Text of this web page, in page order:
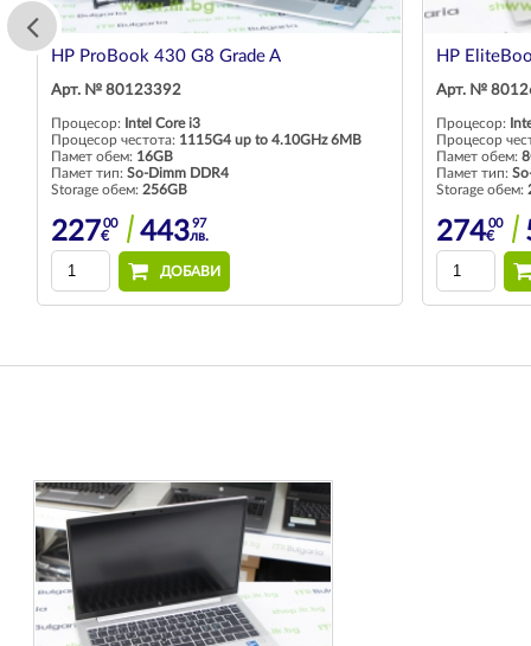
HP ProBook 430 G8 Grade A
Арт. № 80123392
Процесор: Intel Core i3
Процесор честота: 1115G4 up to 4.10GHz 6MB
Памет обем: 16GB
Памет тип: So-Dimm DDR4
Storage обем: 256GB
22700
€ 44397
лв.
ДОБАВИ
HP
Арт. №
Процесор:
Процесор
Памет обем:
Памет тип:
Storage обем:
27400
€